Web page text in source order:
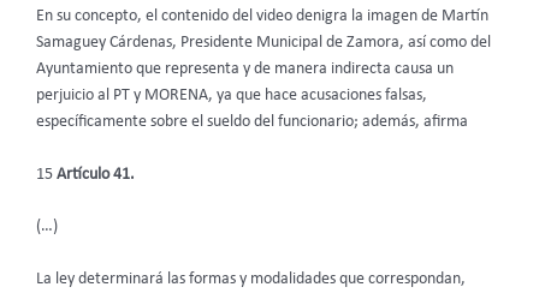
En su concepto, el contenido del video denigra la imagen de Martín
Samaguey Cárdenas, Presidente Municipal de Zamora, así como del
Ayuntamiento que representa y de manera indirecta causa un
perjuicio al PT y MORENA, ya que hace acusaciones falsas,
específicamente sobre el sueldo del funcionario; además, afirma
15 Artículo 41.
(…)
La ley determinará las formas y modalidades que correspondan,